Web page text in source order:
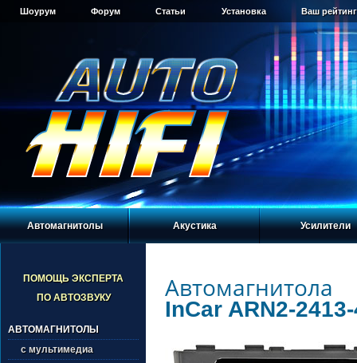
Шоурум Форум Статьи Установка Ваш
Автомагнитолы Акустика Усилители
ПОМОЩЬ ЭКСПЕРТА
ПО АВТОЗВУКУ
АВТОМАГНИТОЛЫ
с мультимедиа
Автомагнитола
InCar ARN2-